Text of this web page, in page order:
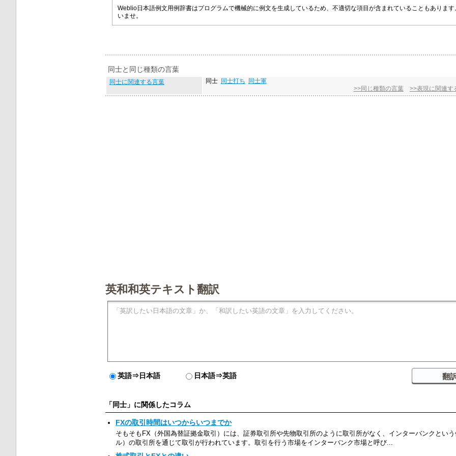
Weblio日本語例文用例辞書はプログラムで機械的に例文を生成しているため、不適切な項目が含まれていることもあります
いませ。
同士と同じ種類の言葉
同士に関連する言葉 同士 同士打ち
同士軍
>>同じ種類の言葉
>>表現に関連す
英和和英テキスト翻訳
英語⇒日本語 日本語⇒英語
「同士」に関係したコラム
FXの取引時間はいつからいつまでか
そもそもFX（外国為替証拠金取引）には、証券取引所や先物取引所のように取引所がなく、インターバンクとい
ル）の取引所を通じて取引が行われています。取引を行う市場をインターバンク市場と呼び...